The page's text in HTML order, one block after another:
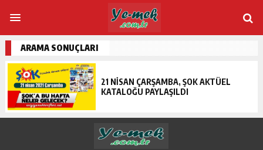
ARAMA SONUÇLARI
21 NISAN ÇARŞAMBA, ŞOK AKTÜEL
KATALOĞU PAYLAŞILDI